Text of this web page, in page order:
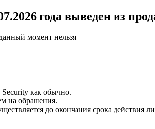
года выведен из
момент нельзя.
как обычно.
на обращения.
до окончания срока действия